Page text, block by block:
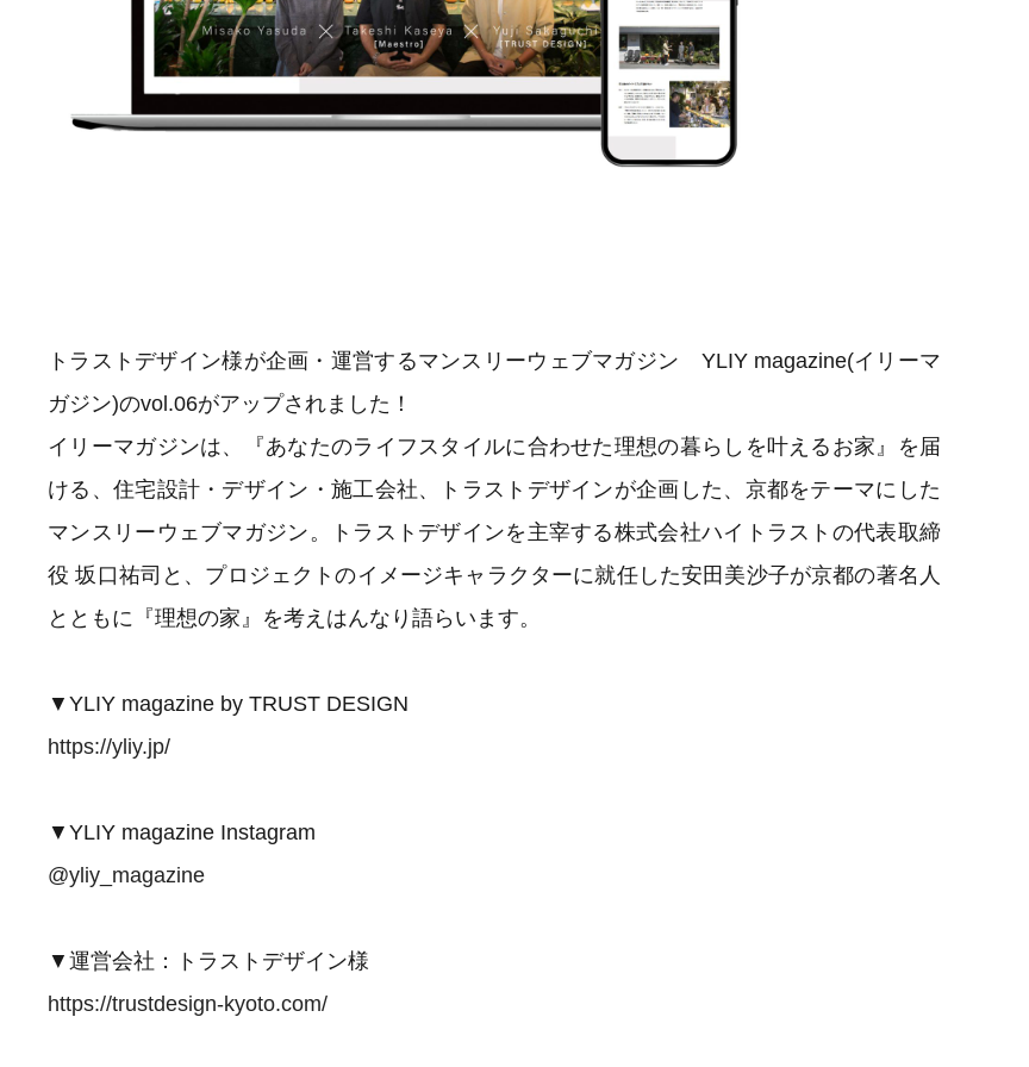
トラストデザイン様が企画・運営するマンスリーウェブマガジン YLIY magazine(イリーマ
ガジン)のvol.06がアップされました！
イリーマガジンは、『あなたのライフスタイルに合わせた理想の暮らしを叶えるお家』を届
ける、住宅設計・デザイン・施工会社、トラストデザインが企画した、京都をテーマにした
マンスリーウェブマガジン。トラストデザインを主宰する株式会社ハイトラストの代表取締
役 坂口祐司と、プロジェクトのイメージキャラクターに就任した安田美沙子が京都の著名人
とともに『理想の家』を考えはんなり語らいます。
▼YLIY magazine by TRUST DESIGN
https://yliy.jp/
▼YLIY magazine Instagram
@yliy_magazine
▼運営会社：トラストデザイン様
https://trustdesign-kyoto.com/